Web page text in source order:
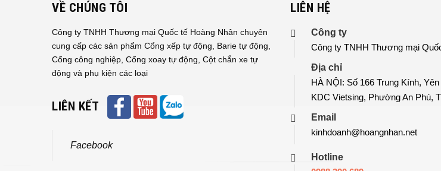
VỀ CHÚNG TÔI
Công ty TNHH Thương mại Quốc tế Hoàng Nhân chuyên
cung cấp các sản phẩm Cổng xếp tự động, Barie tự động,
Cổng công nghiệp, Cổng xoay tự động, Cột chắn xe tự
động và phụ kiện các loại
LIÊN KẾT
Facebook
LIÊN HỆ
Công ty
Công ty TNHH Thương mại
Địa chỉ
HÀ NỘI: Số 166 Trung Kính,
KDC Vietsing, Phường An Phú,
Email
kinhdoanh@hoangnhan.net
Hotline